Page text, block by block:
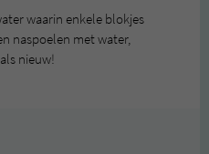
waarin enkele blokjes
naspoelen met water,
nieuw!